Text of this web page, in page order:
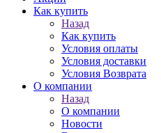
Как купить
Назад
Как купить
Условия оплаты
Условия доставки
Условия Возврата
О компании
Назад
О компании
Новости